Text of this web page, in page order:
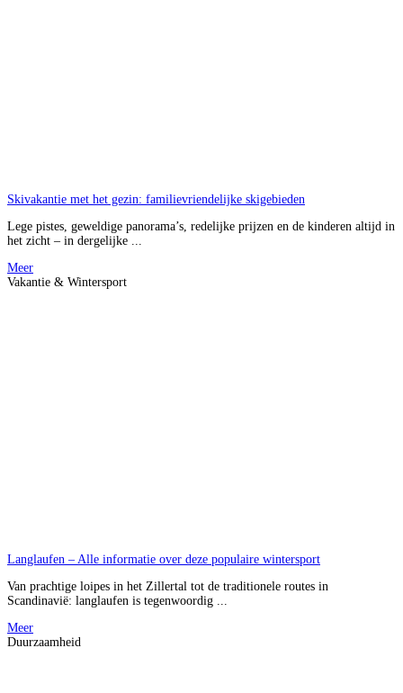
Skivakantie met het gezin: familievriendelijke skigebieden
Lege pistes, geweldige panorama’s, redelijke prijzen en de kinderen altijd in
het zicht – in dergelijke ...
Meer
Vakantie & Wintersport
Langlaufen – Alle informatie over deze populaire wintersport
Van prachtige loipes in het Zillertal tot de traditionele routes in
Scandinavië: langlaufen is tegenwoordig ...
Meer
Duurzaamheid